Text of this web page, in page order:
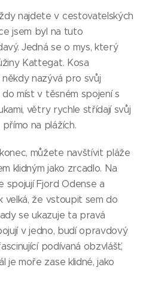
najdete v cestovatelských
jsem byl na tuto
Jedná se o mys, který
Kattegat. Kosa
nazývá pro svůj
míst v těsném spojení s
větry rychle střídají svůj
na plážích.
můžete navštívit pláže
klidným jako zrcadlo. Na
spojují Fjord Odense a
že vstoupit sem do
se ukazuje ta pravá
v jedno, budí opravdový
podívaná obzvlášť,
je moře zase klidné, jako